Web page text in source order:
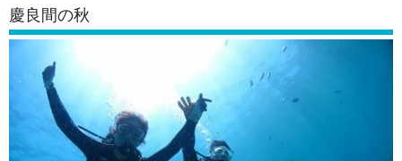
3.3. SUP
3.4.カヌー・カヤック
3.5.釣り
慶良間のおすすめ観光スポット
4.1. 古座間味ビーチ（座間味島）
4.2.阿真ビーチ（座間味島）
4.3. 阿嘉大橋（阿嘉島）
阿波連ビーチ（渡嘉敷島）
慶良間の秋